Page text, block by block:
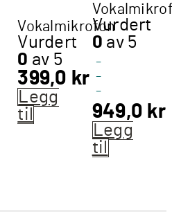
Vokalmikrofon
Vurdert
0 av 5
399,0 kr
Legg
til
Vurdert
0 av 5
-
-
-
949,0 kr
Legg
til